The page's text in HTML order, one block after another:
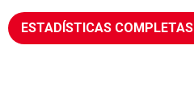
ESTADÍSTICAS COMPLETAS